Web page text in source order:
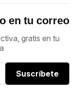
en tu correo
gratis en tu
Suscríbete